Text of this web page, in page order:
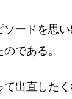
ードを思
である。
出直した